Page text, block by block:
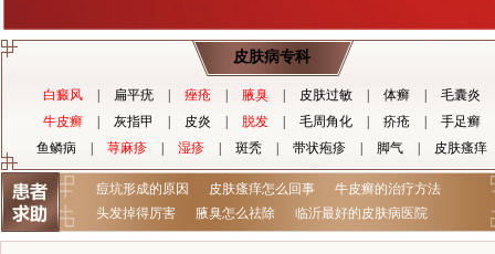
皮肤病专科
白癜风 扁平疣 痤疮 腋臭 皮肤过敏 体癣
毛囊炎
牛皮癣
灰指甲 皮炎 脱发 毛周角化 疥疮
手足癣
鱼鳞病
荨麻疹 湿疹 斑秃 带状疱疹 脚气 皮肤瘙痒
痘坑形成的原因 皮肤瘙痒怎么回事
牛皮癣的治疗方法
头发掉得厉害
腋臭怎么祛除 临沂最好的皮肤病医院